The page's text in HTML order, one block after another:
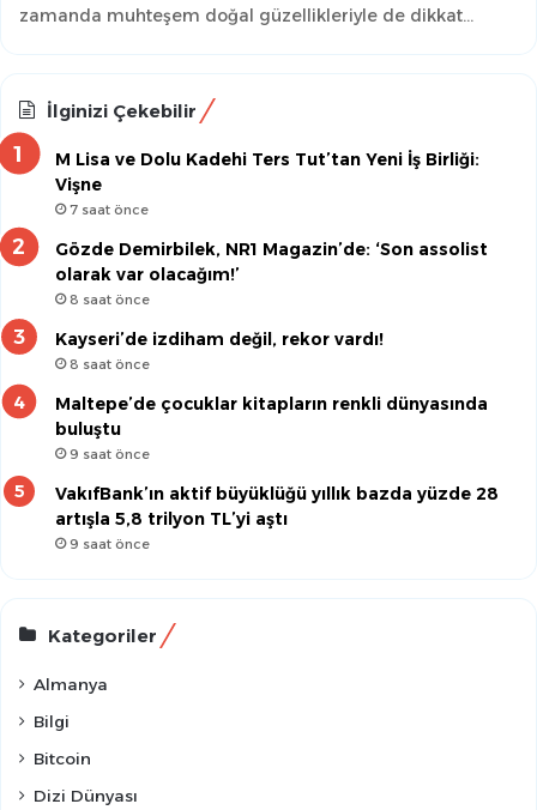
zamanda muhteşem doğal güzellikleriyle de dikkat…
İlginizi Çekebilir
M Lisa ve Dolu Kadehi Ters Tut’tan Yeni İş Birliği:
Vişne
7 saat önce
Gözde Demirbilek, NR1 Magazin’de: ‘Son assolist
olarak var olacağım!’
8 saat önce
Kayseri’de izdiham değil, rekor vardı!
8 saat önce
Maltepe’de çocuklar kitapların renkli dünyasında
buluştu
9 saat önce
VakıfBank’ın aktif büyüklüğü yıllık bazda yüzde 28
artışla 5,8 trilyon TL’yi aştı
9 saat önce
Kategoriler
Almanya
Bilgi
Bitcoin
Dizi Dünyası